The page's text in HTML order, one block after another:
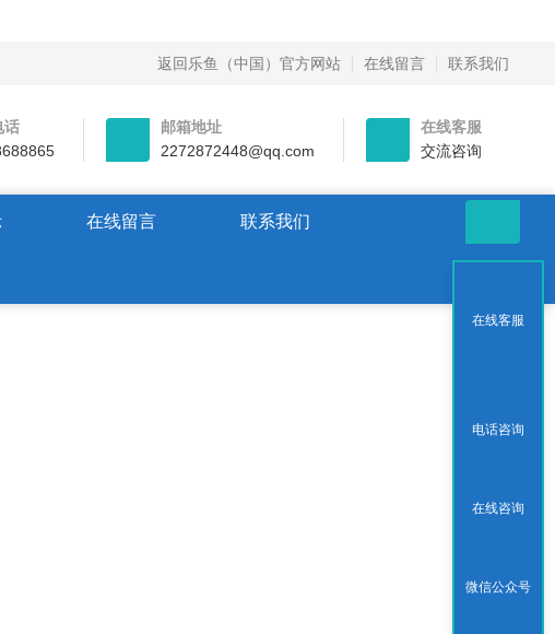
返回乐鱼（中国）官方网站 在线留言 联系我们
话
邮箱地址
2272872448@qq.com
在线客服
交流咨询
在线留言 联系我们
在线客服
电话咨询
在线咨询
微信公众号